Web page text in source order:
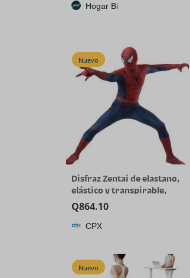
Hogar Bi
Nuevo
Disfraz Zentai de elastano,
elástico y transpirable,
para Halloween y cosplay
Q864.10
CPX
Nuevo